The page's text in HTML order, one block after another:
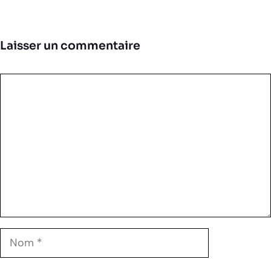
Laisser un commentaire
Nom